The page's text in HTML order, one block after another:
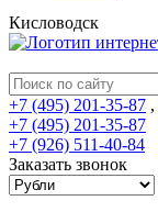
Кисловодск
+7 (495) 201-35-87 ,
+7 (495) 201-35-87
+7 (926) 511-40-84
Заказать звонок